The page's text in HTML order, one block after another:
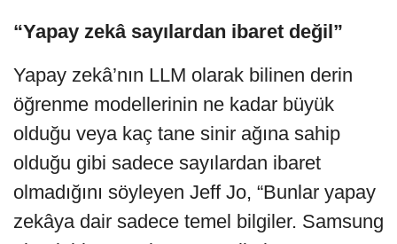
“Yapay zekâ sayılardan ibaret değil”
Yapay zekâ’nın LLM olarak bilinen derin
öğrenme modellerinin ne kadar büyük
olduğu veya kaç tane sinir ağına sahip
olduğu gibi sadece sayılardan ibaret
olmadığını söyleyen Jeff Jo, “Bunlar yapay
zekâya dair sadece temel bilgiler. Samsung